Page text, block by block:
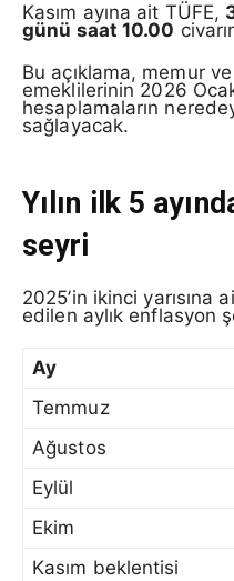
Kasım ayına ait TÜFE,
günü saat 10.00
Bu açıklama, memur
emeklilerinin 2026
hesaplamaların
sağlayacak.
Yılın ilk 5
seyri
2025’in ikinci yarısına
edilen aylık enflasyon
Ay
Temmuz
Ağustos
Eylül
Ekim
Kasım beklentisi